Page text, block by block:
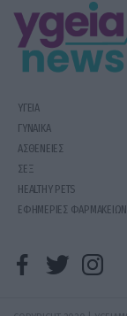
ΥΓΕΙΑ
ΓΥΝΑΙΚΑ
ΑΣΘΕΝΕΙΕΣ
ΣΕΞ
HEALTHY PETS
ΕΦΗΜΕΡΙΕΣ ΦΑΡΜΑΚΕΙΩΝ